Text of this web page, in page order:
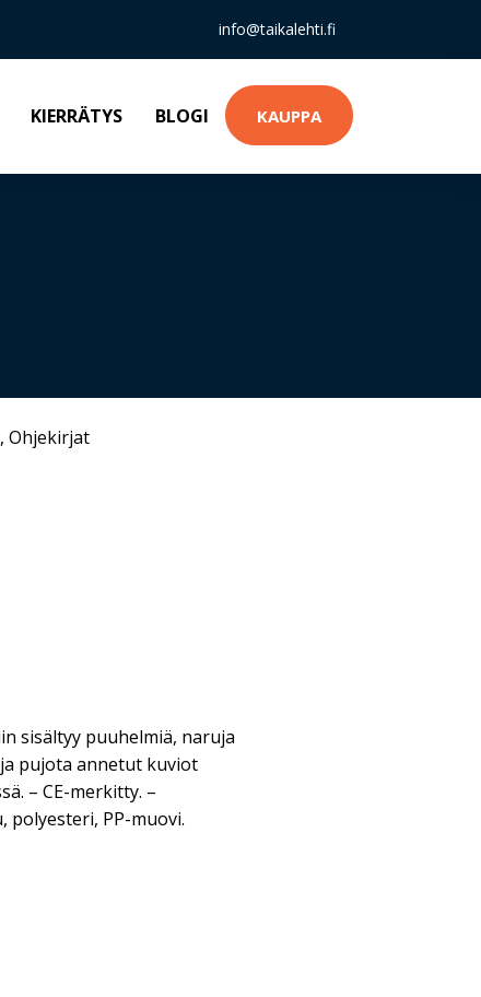
info@taikalehti.fi
KIERRÄTYS BLOGI KAUPPA
, Ohjekirjat
sisältyy puuhelmiä, naruja
pujota annetut kuviot
– CE-merkitty. –
polyesteri, PP-muovi.